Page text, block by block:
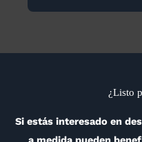
¿Listo
Si estás interesado en